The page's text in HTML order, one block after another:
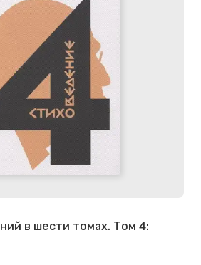
в шести томах. Том 4: